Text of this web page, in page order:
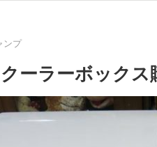
ンプ
ーラーボック